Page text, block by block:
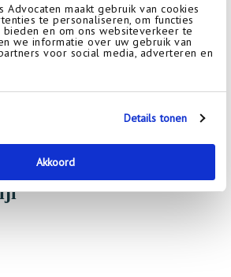
Advocaten maakt gebruik van cookies
te personaliseren, om functies
en om ons websiteverkeer te
we informatie over uw gebruik van
voor social media, adverteren en
Details tonen
Akkoord